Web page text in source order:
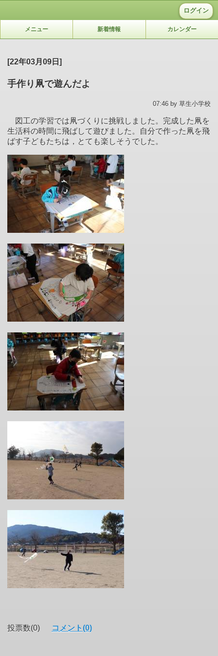
ログイン
メニュー 新着情報 カレンダー
[22年03月09日]
手作り凧で遊んだよ
07:46 by 草生小学校
図工の学習では凧づくりに挑戦しました。完成した凧を
生活科の時間に飛ばして遊びました。自分で作った凧を飛
ばす子どもたちは，とても楽しそうでした。
投票数(0) コメント(0)